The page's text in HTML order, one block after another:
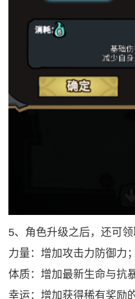
5、角色升级之后，还可领
力量：增加攻击力防御力；
体质：增加最新生命与抗暴
幸运：增加获得稀有奖励